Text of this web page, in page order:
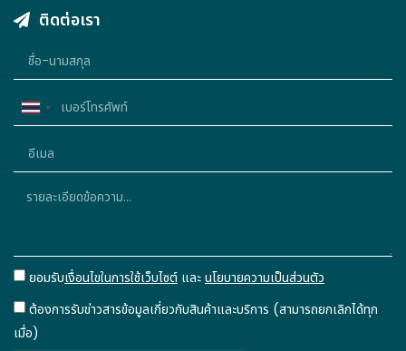
ติดต่อเรา
Thailand
ยอมรับเงื่อนไขในการใช้เว็บไซต์ และ นโยบายความเป็นส่วนตัว
ต้องการรับข่าวสารข้อมูลเกี่ยวกับสินค้าและบริการ (สามารถยกเลิกได้ทุก
เมื่อ)